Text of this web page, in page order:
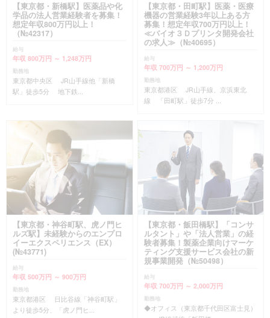
【東京都・新橋駅】医薬品や化
学品の法人営業経験者を募集！
想定年収800万円以上！
（№42317）
給与
年収 800万円 ～ 1,248万円
勤務地
東京都中央区 JR山手線他「新橋
駅」徒歩5分 地下鉄...
【東京都・田町駅】医薬・医療
機器の営業経験3年以上ある方
募集！想定年収700万円以上！
≪バイオ３Ｄプリンタ開発会社
の求人≫（№40695）
給与
年収 700万円 ～ 1,200万円
勤務地
東京都港区 JR山手線、京浜東北
線 「田町駅」徒歩7分 ...
【東京都・神谷町駅、虎ノ門ヒ
ルズ駅】未経験からのエンプロ
イーエクスペリエンス（EX）
(№43771)
給与
年収 500万円 ～ 900万円
勤務地
東京都港区 日比谷線「神谷町駅」
より徒歩5分、「虎ノ門ヒ...
【東京都・飯田橋駅】「コンサ
ルタント」や「法人営業」の経
験者募集！製薬企業向けマーケ
ティング支援サービス会社の新
規事業開発（№50498）
給与
年収 700万円 ～ 2,000万円
勤務地
◆オフィス（東京都千代田区富士見）